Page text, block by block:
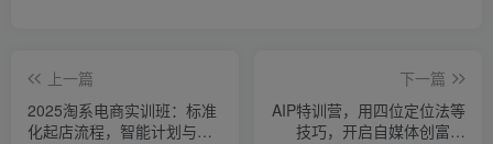
上一篇
2025淘系电商实训班：标准
化起店流程，智能计划与拉
下一篇
AIP特训营，用四位定位法等
技巧，开启自媒体创富之